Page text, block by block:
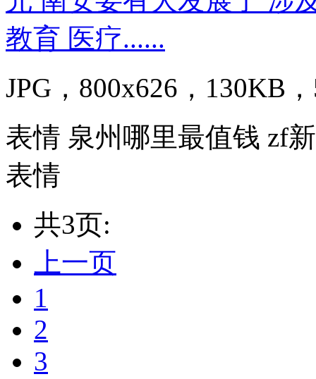
JPG，800x626，130KB
表情 泉州哪里最值钱 zf
表情
共3页:
上一页
1
2
3